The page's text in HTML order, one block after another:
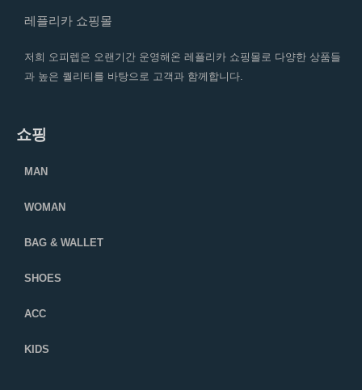
레플리카 쇼핑몰
저희 오피렙은 오랜기간 운영해온 레플리카 쇼핑몰로 다양한 상품들
과 높은 퀄리티를 바탕으로 고객과 함께합니다.
쇼핑
MAN
WOMAN
BAG & WALLET
SHOES
ACC
KIDS